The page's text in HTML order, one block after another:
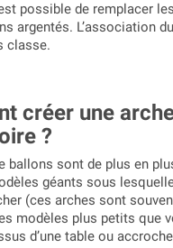
possible de remplacer
argentés. L’association
classe.
créer une
?
ballons sont de plus en
géants sous
(ces arches sont
modèles plus petits que
d’une table ou